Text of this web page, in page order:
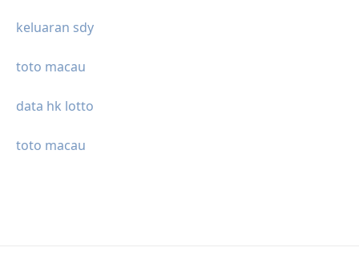
keluaran sdy
toto macau
data hk lotto
toto macau